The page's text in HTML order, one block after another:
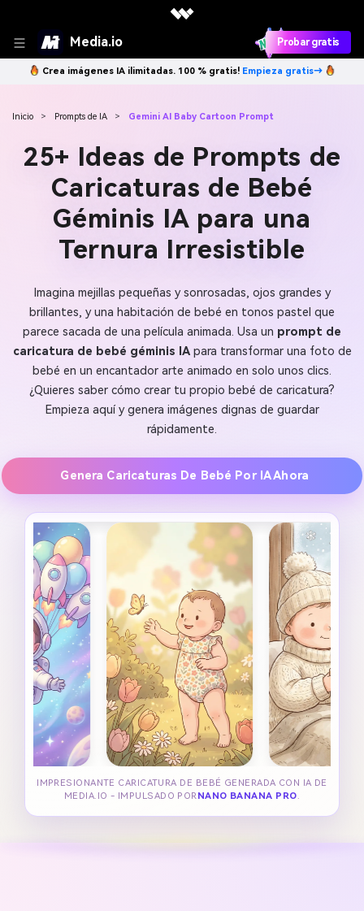
Media.io Probar gratis
Crea imágenes IA ilimitadas. 100 % gratis! Empieza gratis→
Inicio > Prompts de IA > Gemini AI Baby Cartoon Prompt
25+ Ideas de Prompts de
Caricaturas de Bebé
Géminis IA para una
Ternura Irresistible
Imagina mejillas pequeñas y sonrosadas, ojos grandes y
brillantes, y una habitación de bebé en tonos pastel que
parece sacada de una película animada. Usa un prompt de
caricatura de bebé géminis IApara transformar una foto de
bebé en un encantador arte animado en solo unos clics.
¿Quieres saber cómo crear tu propio bebé de caricatura?
Empieza aquí y genera imágenes dignas de guardar
rápidamente.
Genera Caricaturas De Bebé Por IA Ahora
IMPRESIONANTE CARICATURA DE BEBÉ GENERADA CON IA DE
MEDIA.IO - IMPULSADO POR NANO BANANA PRO.